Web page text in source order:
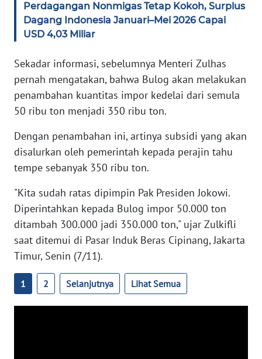
Perdagangan Nonmigas Tetap Kokoh, Surplus
Dagang Indonesia Januari–Mei 2026 Capai
USD 4,03 Miliar
Sekadar informasi, sebelumnya Menteri Zulhas
pernah mengatakan, bahwa Bulog akan melakukan
penambahan kuantitas impor kedelai dari semula
50 ribu ton menjadi 350 ribu ton.
Dengan penambahan ini, artinya subsidi yang akan
disalurkan oleh pemerintah kepada perajin tahu
tempe sebanyak 350 ribu ton.
"Kita sudah ratas dipimpin Pak Presiden Jokowi.
Diperintahkan kepada Bulog impor 50.000 ton
ditambah 300.000 jadi 350.000 ton," ujar Zulkifli
saat ditemui di Pasar Induk Beras Cipinang, Jakarta
Timur, Senin (7/11).
1 2 Selanjutnya Lihat Semua
WN
PAPUA
BARAT
WN
RIAU
WN
WN
JAMBI
WN
SULTRA
WN
NTB
WN
SULTENG